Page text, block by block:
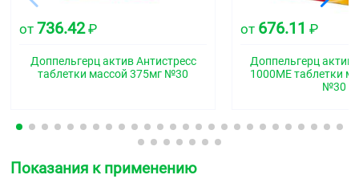
от 736.42₽
Доппельгерц актив Антистресс
таблетки массой 375мг №30
от 676.11 ₽
Доппельгерц актив
1000МЕ таблетки
№30
Показания к применению